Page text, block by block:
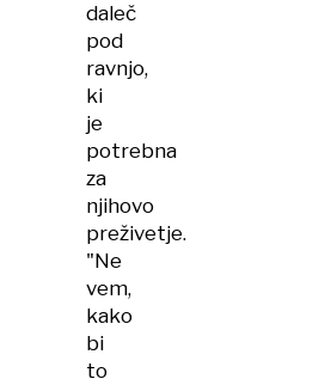
daleč
pod
ravnjo,
ki
je
potrebna
za
njihovo
preživetje.
"Ne
vem,
kako
bi
to